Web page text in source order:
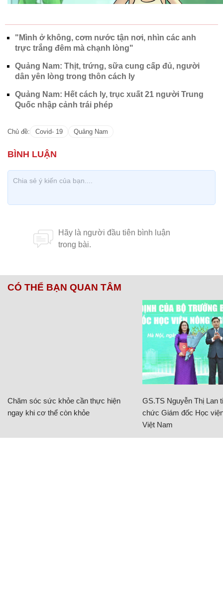
"Mình ở không, cơm nước tận nơi, nhìn các anh
trực trắng đêm mà chạnh lòng"
Quảng Nam: Thịt, trứng, sữa cung cấp đủ, người
dân yên lòng trong thôn cách ly
Quảng Nam: Hết cách ly, trục xuất 21 người Trung
Quốc nhập cảnh trái phép
Chủ đề: Covid- 19 Quảng Nam
CÓ THỂ BẠN QUAN TÂM
Chăm sóc sức khỏe cần thực hiện
ngay khi cơ thể còn khỏe
GS.TS Nguyễn Thị Lan
chức Giám đốc Học
Việt Nam